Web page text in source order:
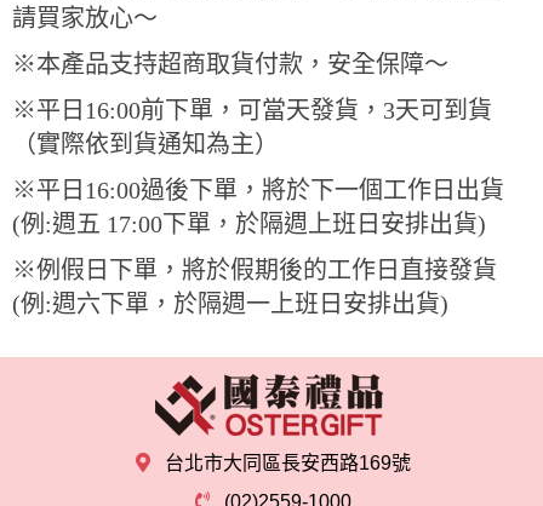
請買家放心～
※本產品支持超商取貨付款，安全保障～
※平日 16:00前下單，可當天發貨，3天可到貨
（實際依到貨通知為主）
※平日 16:00過後下單，將於下一個工作日出貨
(例:週五 17:00下單，於隔週上班日安排出貨)
※例假日下單，將於假期後的工作日直接發貨
(例:週六下單，於隔週一上班日安排出貨)
台北市大同區長安西路169號